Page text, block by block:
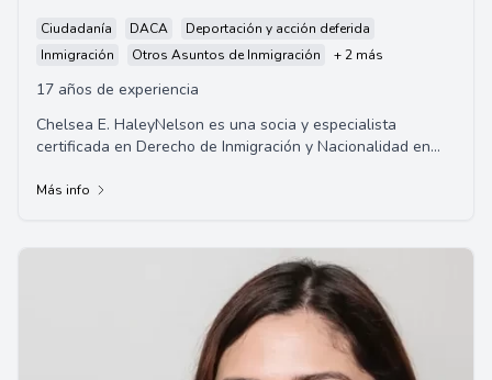
Ciudadanía DACA
Deportación y acción deferida
Inmigración
Otros Asuntos de Inmigración + 2 más
17 años de experiencia
Chelsea E. HaleyNelson es una socia y especialista
certificada en Derecho de Inmigración y Nacionalidad en
Más info